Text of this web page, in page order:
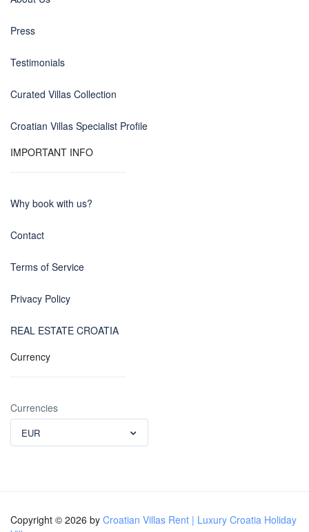
Press
Testimonials
Curated Villas Collection
Croatian Villas Specialist Profile
IMPORTANT INFO
Why book with us?
Contact
Terms of Service
Privacy Policy
REAL ESTATE CROATIA
Currency
Currencies
EUR
Copyright © 2026 by Croatian Villas Rent | Luxury Croatia Holiday